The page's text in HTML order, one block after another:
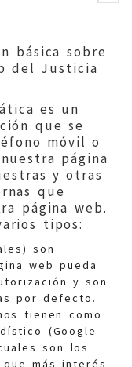
básica sobre
del Justicia
es un
que se
móvil o
página
y otras
que
página web.
tipos:
son
web pueda
y son
por defecto.
tienen como
(Google
son los
más interés